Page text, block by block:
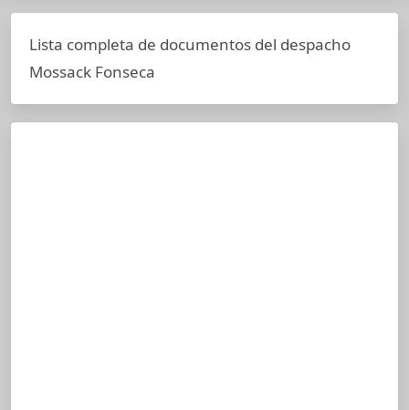
Lista completa de documentos del despacho
Mossack Fonseca